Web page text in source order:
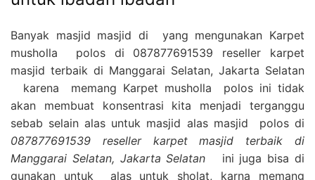
Banyak masjid masjid di yang mengunakan Karpet
musholla polos di 087877691539 reseller karpet
masjid terbaik di Manggarai Selatan, Jakarta Selatan
karena memang Karpet musholla polos ini tidak
akan membuat konsentrasi kita menjadi terganggu
sebab selain alas untuk masjid alas masjid polos di
087877691539 reseller karpet masjid terbaik di
Manggarai Selatan, Jakarta Selatan
ini juga bisa di
gunakan untuk alas untuk sholat, karna memang